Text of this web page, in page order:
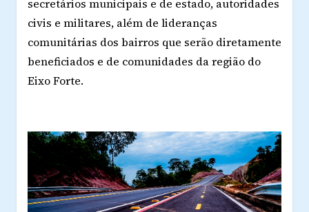
secretários municipais e de estado, autoridades
civis e militares, além de lideranças
comunitárias dos bairros que serão diretamente
beneficiados e de comunidades da região do
Eixo Forte.